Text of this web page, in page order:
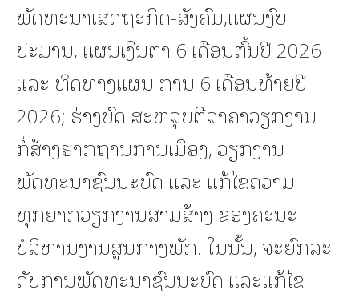
ພັດທະນາເສດຖະກິດ-ສັງຄົມ,ແຜນງົບ
ປະມານ, ແຜນເງິນຕາ 6 ເດືອນຕົ້ນປີ 2026
ແລະ ທິດທາງແຜນ ການ 6 ເດືອນທ້າຍປີ
2026; ຮ່າງບົດ ສະຫລຸບຕີລາຄາວຽກງານ
ກໍ່ສ້າງຮາກຖານການເມືອງ, ວຽກງານ
ພັດທະນາຊົນນະບົດ ແລະ ແກ້ໄຂຄວາມ
ທຸກຍາກວຽກງານສາມສ້າງ ຂອງຄະນະ
ບໍລິຫານງານສູນກາງພັກ. ໃນນັ້ນ, ຈະຍົກລະ
ດັບການພັດທະນາຊົນນະບົດ ແລະແກ້ໄຂ